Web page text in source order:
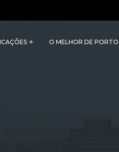
O MELHOR DE PORTO